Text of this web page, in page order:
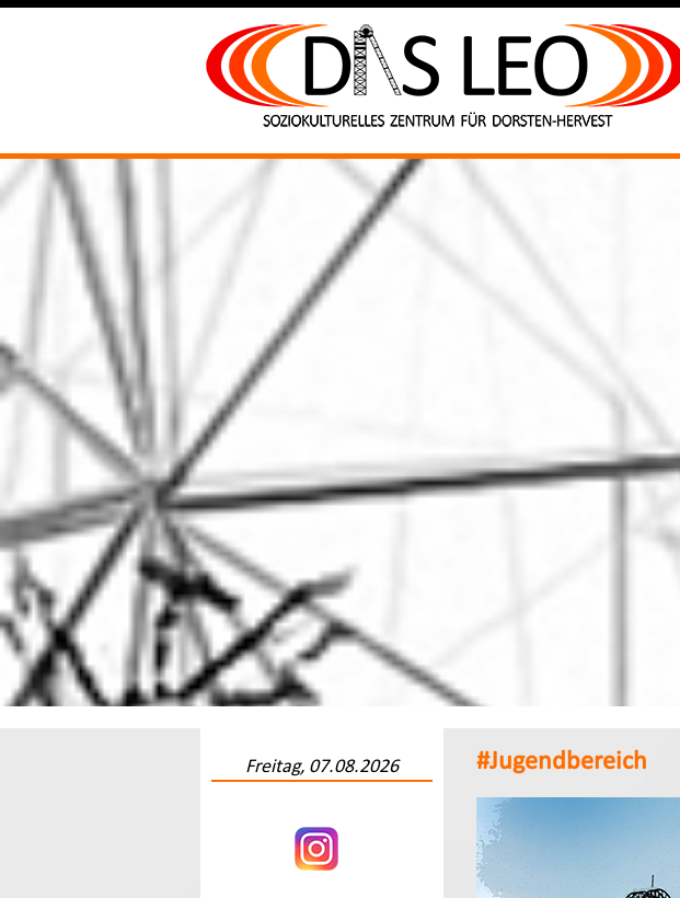
Freitag, 07.08.2026 #Jugendbereich